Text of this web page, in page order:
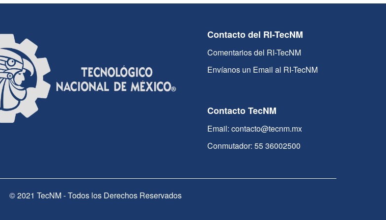
Contacto del RI-TecNM
Comentarios del RI-TecNM
Envíanos un Email al RI-TecNM
Contacto TecNM
Email: contacto@tecnm.mx
Conmutador: 55 36002500
© 2021 TecNM - Todos los Derechos Reservados